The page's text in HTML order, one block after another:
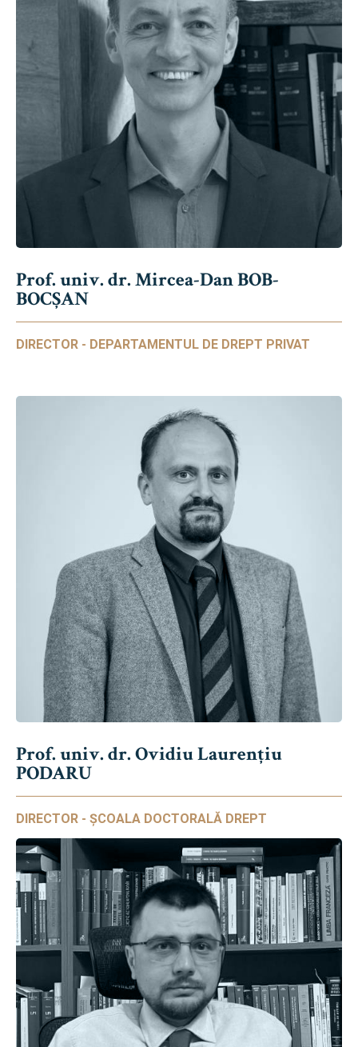
Prof. univ. dr. Mircea-Dan BOB-
BOCȘAN
DIRECTOR - DEPARTAMENTUL DE DREPT PRIVAT
Prof. univ. dr. Ovidiu Laurențiu
PODARU
DIRECTOR - ȘCOALA DOCTORALĂ DREPT